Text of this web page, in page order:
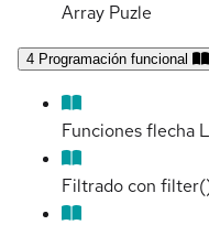
Array Puzle
4 Programación funcional
Funciones flecha
Filtrado con